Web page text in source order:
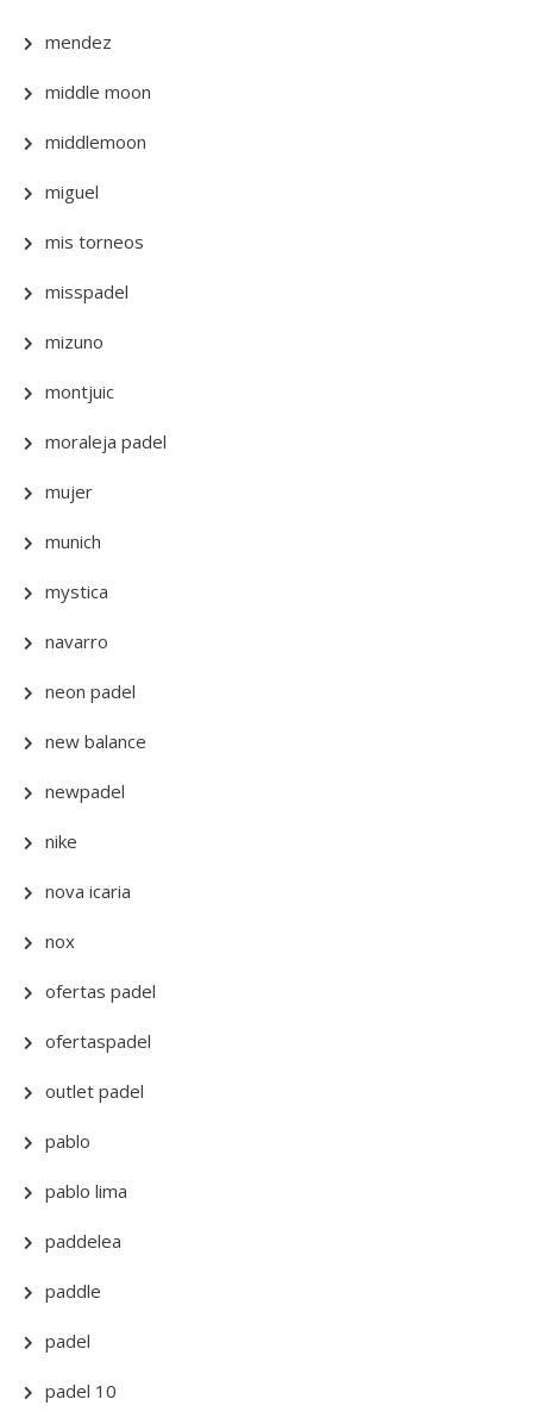
mendez
middle moon
middlemoon
miguel
mis torneos
misspadel
mizuno
montjuic
moraleja padel
mujer
munich
mystica
navarro
neon padel
new balance
newpadel
nike
nova icaria
nox
ofertas padel
ofertaspadel
outlet padel
pablo
pablo lima
paddelea
paddle
padel
padel 10